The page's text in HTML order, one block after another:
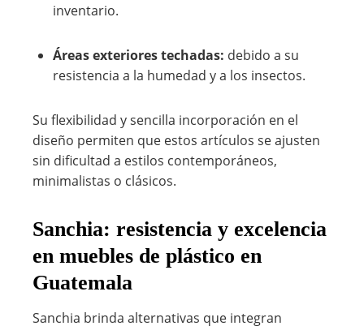
inventario.
Áreas exteriores techadas: debido a su
resistencia a la humedad y a los insectos.
Su flexibilidad y sencilla incorporación en el
diseño permiten que estos artículos se ajusten
sin dificultad a estilos contemporáneos,
minimalistas o clásicos.
Sanchia: resistencia y excelencia
en muebles de plástico en
Guatemala
Sanchia brinda alternativas que integran